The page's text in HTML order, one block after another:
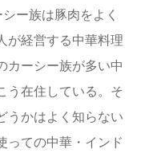
ー族は豚肉をよく
が経営する中華料理
カーシー族が多い中
う在住している。そ
うかはよく知らない
っての中華・インド